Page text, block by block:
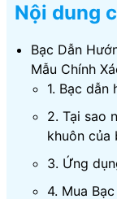
Nội dung
Bạc Dẫn
Mẫu Chính
1. Bạc dẫn
2. Tại sao
khuôn của
3. Ứng
4. Mua